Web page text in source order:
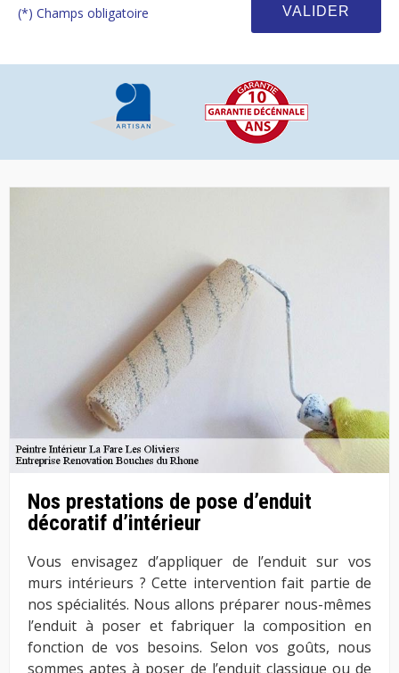
(*) Champs obligatoire
Nos prestations de pose d’enduit
décoratif d’intérieur
Vous envisagez d’appliquer de l’enduit sur vos
murs intérieurs ? Cette intervention fait partie de
nos spécialités. Nous allons préparer nous-mêmes
l’enduit à poser et fabriquer la composition en
fonction de vos besoins. Selon vos goûts, nous
sommes aptes à poser de l’enduit classique ou de